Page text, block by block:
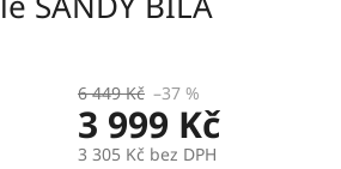
6 449 Kč –37 %
3 999 Kč
3 305 Kč bez DPH